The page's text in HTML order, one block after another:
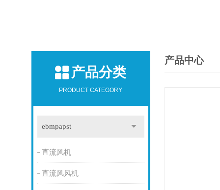
产品分类
PRODUCT CATEGORY
ebmpapst
直流风机
直流风风机
产品中心